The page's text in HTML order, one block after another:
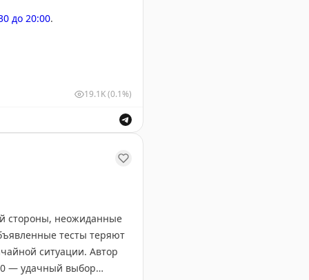
до 20:00.
19.1K(0.1%)
стороны, неожиданные
тесты теряют
ситуации. Автор
— удачный выбор